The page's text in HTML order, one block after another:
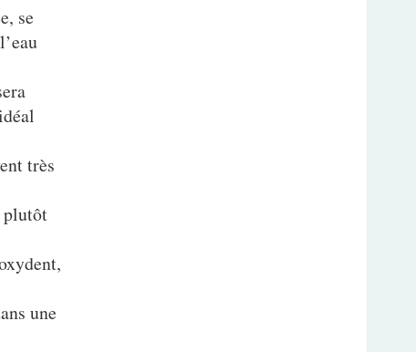
se
très
plutôt
une